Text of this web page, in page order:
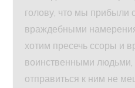
голову, что мы прибыли
враждебными
хотим пресечь ссоры и
воинственными людьми,
отправиться к ним не